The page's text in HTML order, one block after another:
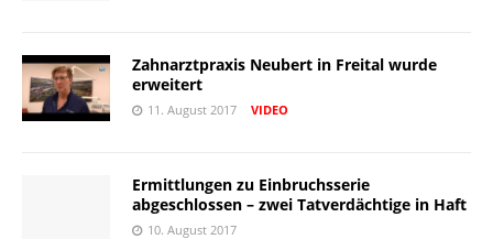
Zahnarztpraxis Neubert in Freital wurde
erweitert
11. August 2017 VIDEO
Ermittlungen zu Einbruchsserie
abgeschlossen – zwei Tatverdächtige in Haft
10. August 2017